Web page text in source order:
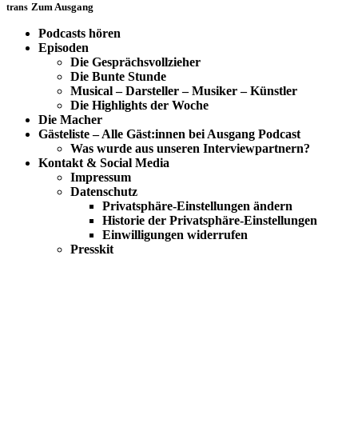
trans Zum Ausgang
Podcasts hören
Episoden
Die Gesprächsvollzieher
Die Bunte Stunde
Musical – Darsteller – Musiker – Künstler
Die Highlights der Woche
Die Macher
Gästeliste – Alle Gäst:innen bei Ausgang Podcast
Was wurde aus unseren Interviewpartnern?
Kontakt & Social Media
Impressum
Datenschutz
Privatsphäre-Einstellungen ändern
Historie der Privatsphäre-Einstellungen
Einwilligungen widerrufen
Presskit